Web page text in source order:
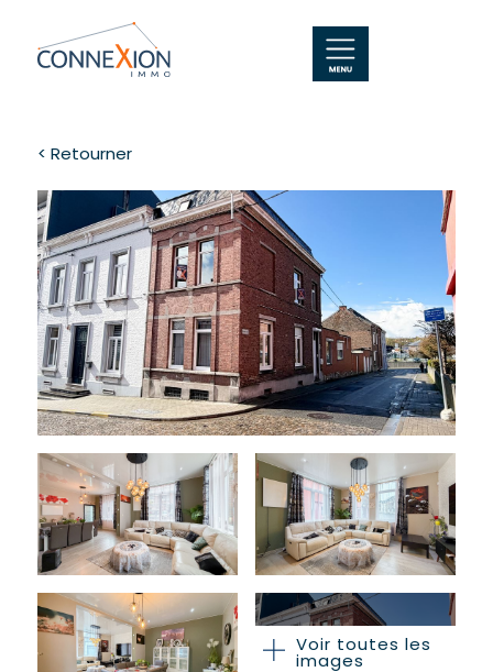
< Retourner
Voir toutes les
images